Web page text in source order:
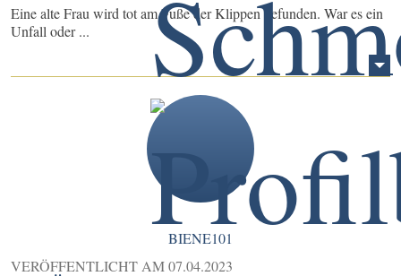
Eine alte Frau wird tot am Fuße der Klippen gefunden. War es ein
Unfall oder ...
BIENE101
VERÖFFENTLICHT AM07.04.2023